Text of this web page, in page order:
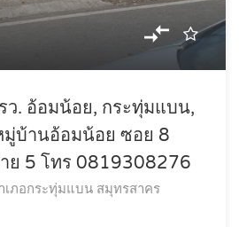
. อ้อมน้อย, กระทุ่มแบน,
มู่บ้านอ้อมน้อย ซอย 8
5 โทร 0819308276
เภอกระทุ่มแบน สมุทรสาคร